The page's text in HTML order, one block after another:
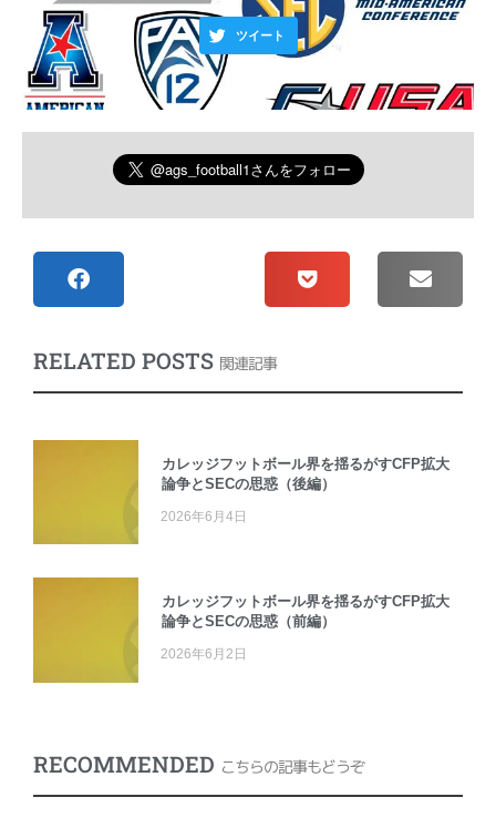
ツイート
RELATED POSTS 関連記事
カレッジフットボール界を揺るがすCFP拡大
論争とSECの思惑（後編）
2026年6月4日
カレッジフットボール界を揺るがすCFP拡大
論争とSECの思惑（前編）
2026年6月2日
RECOMMENDED こちらの記事もどうぞ